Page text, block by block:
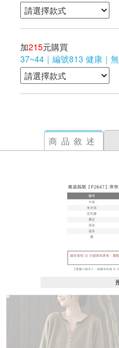
加215元購買
37~44｜編號813 健康｜
商品敘述